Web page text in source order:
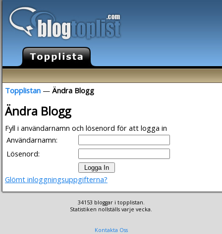
Topplistan — Ändra Blogg
Ändra Blogg
Fyll i användarnamn och lösenord för att logga in
Användarnamn:
Lösenord:
Glömt inloggningsuppgifterna?
34153 bloggar i topplistan.
Statistiken nollställs varje vecka.
Kontakta Oss